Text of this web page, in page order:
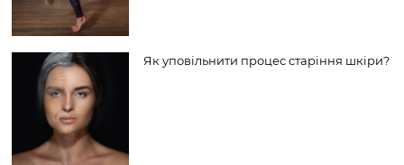
Як уповільнити процес старіння шкіри?